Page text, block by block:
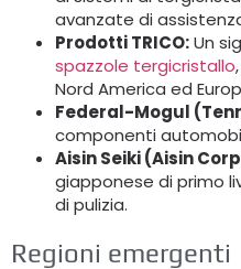
avanzate di
Prodotti TRICO:Un
spazzole tergicristallo
Nord America ed
Federal-Mogul
componenti
Aisin Seiki (Aisin
giapponese di primo
di pulizia.
Regioni emergenti